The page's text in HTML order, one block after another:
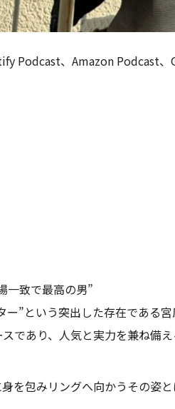
Podcast、Amazon Podcast
一致で最高の男”
”という突出した存在である宮
であり、人気と実力を兼ね備
を包みリングへ向かうその姿と